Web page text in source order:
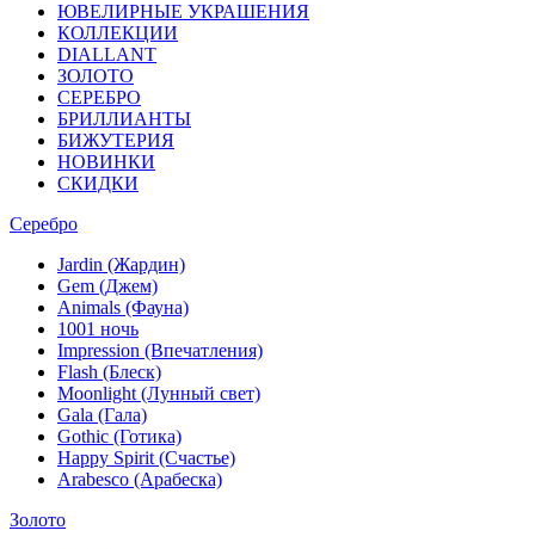
ЮВЕЛИРНЫЕ УКРАШЕНИЯ
КОЛЛЕКЦИИ
DIALLANT
ЗОЛОТО
СЕРЕБРО
БРИЛЛИАНТЫ
БИЖУТЕРИЯ
НОВИНКИ
СКИДКИ
Серебро
Jardin (Жардин)
Gem (Джем)
Animals (Фауна)
1001 ночь
Impression (Впечатления)
Flash (Блеск)
Moonlight (Лунный свет)
Gala (Гала)
Gothic (Готика)
Happy Spirit (Счастье)
Arabesco (Арабеска)
Золото